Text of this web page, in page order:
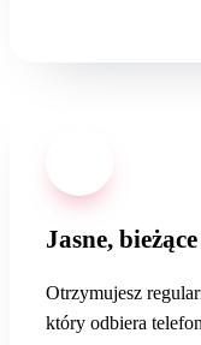
Jasne,
Otrzymujesz
który odbiera